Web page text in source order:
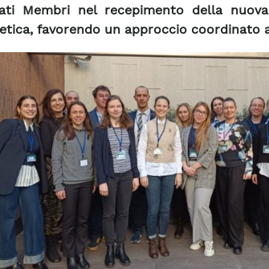
Membri nel recepimento della nuova
favorendo un approccio coordinato